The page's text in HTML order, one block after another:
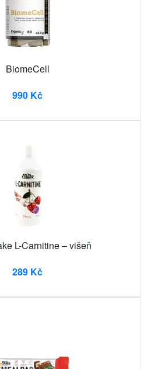
BiomeCell
990 Kč
L-Carnitine – višeň
289 Kč